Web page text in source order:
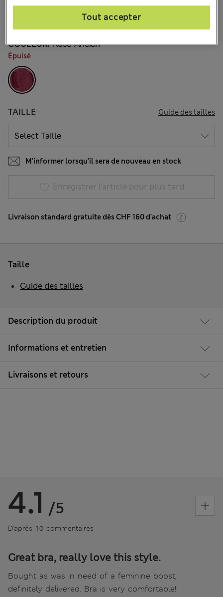
10 les commentaires reçus
Tous les prix incluent les taxes et les frais de douanes
COULEUR: Rose Ancien
Épuisé
TAILLE Guide des tailles
M’informer lorsqu’il sera de nouveau en stock
Enregistrer l’article pour plus tard
Livraison standard gratuite dès CHF 160 d'achat
Description du produit
Informations et entretien
Livraisons et retours
Taille
Guide des tailles
4.1 /5
D’après 10 commentaires
Great bra, really love this style.
Bought as was in need of a feminine boost,
definitely delivered. Bra is very comfortable!!
Tout accepter